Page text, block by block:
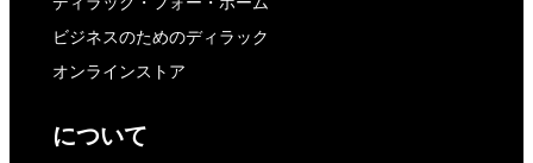
ビジネスのためのディラック
オンラインストア
について